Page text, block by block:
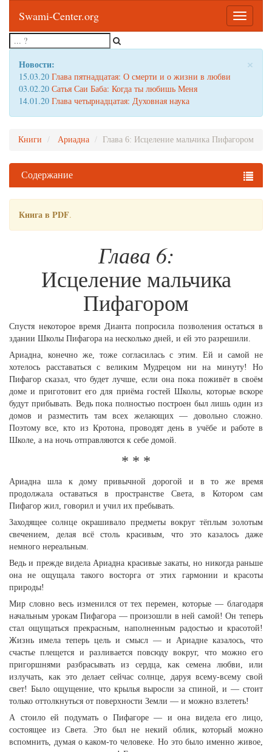
Toggle
Swami-Center.org
×
Новости:
15.03.20 Глава пятнадцатая: О смерти и о жизни в любви
03.02.20 Сатья Саи Баба: Когда ты любишь Меня
14.01.20 Глава четырнадцатая: Духовная наука
Книги Ариадна Глава 6: Исцеление мальчика Пифагором
Содержание
Книга в PDF.
Глава 6:
Исцеление мальчика
Пифагором
Спустя некоторое время Дианта попросила позволения остаться в
здании Школы Пифагора на несколько дней, и ей это разрешили.
Ариадна, конечно же, тоже согласилась с этим. Ей и самой не
хотелось расставаться с великим Мудрецом ни на минуту! Но
Пифагор сказал, что будет лучше, если она пока поживёт в своём
доме и приготовит его для приёма гостей Школы, которые вскоре
будут прибывать. Ведь пока полностью построен был лишь один из
домов и разместить там всех желающих — довольно сложно.
Поэтому все, кто из Кротона, проводят день в учёбе и работе в
Школе, а на ночь отправляются к себе домой.
* * *
Ариадна шла к дому привычной дорогой и в то же время
продолжала оставаться в пространстве Света, в Котором сам
Пифагор жил, говорил и учил их пребывать.
Заходящее солнце окрашивало предметы вокруг тёплым золотым
свечением, делая всё столь красивым, что это казалось даже
немного нереальным.
Ведь и прежде видела Ариадна красивые закаты, но никогда раньше
она не ощущала такого восторга от этих гармонии и красоты
природы!
Мир словно весь изменился от тех перемен, которые — благодаря
начальным урокам Пифагора — произошли в ней самой! Он теперь
стал ощущаться прекрасным, наполненным радостью и красотой!
Жизнь имела теперь цель и смысл — и Ариадне казалось, что
счастье плещется и разливается повсюду вокруг, что можно его
пригоршнями разбрасывать из сердца, как семена любви, или
излучать, как это делает сейчас солнце, даруя всему-всему свой
свет! Было ощущение, что крылья выросли за спиной, и — стоит
только оттолкнуться от поверхности Земли — и можно взлететь!
А стоило ей подумать о Пифагоре — и она видела его лицо,
состоящее из Света. Это был не некий облик, который можно
вспомнить, думая о каком-то человеке. Но это было именно живое,